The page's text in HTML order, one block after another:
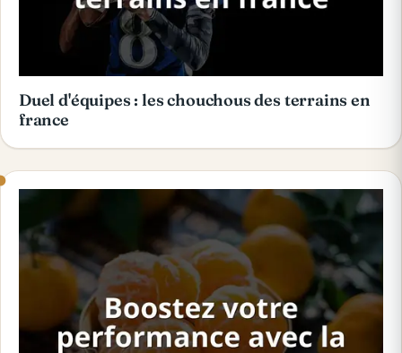
Duel d'équipes : les chouchous des terrains en
france